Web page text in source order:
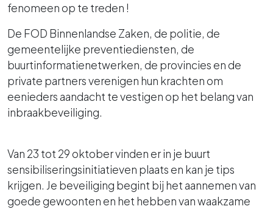
fenomeen op te treden !
De FOD Binnenlandse Zaken, de politie, de
gemeentelijke preventiediensten, de
buurtinformatienetwerken, de provincies en de
private partners verenigen hun krachten om
eenieders aandacht te vestigen op het belang van
inbraakbeveiliging.
Van 23 tot 29 oktober vinden er in je buurt
sensibiliseringsinitiatieven plaats en kan je tips
krijgen. Je beveiliging begint bij het aannemen van
goede gewoonten en het hebben van waakzame